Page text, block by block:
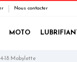
Nous contacter
MOTO LUBRIFIANT
18 Mobylette